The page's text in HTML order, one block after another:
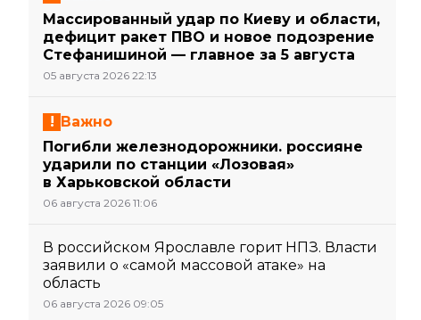
Массированный удар по Киеву и области,
дефицит ракет ПВО и новое подозрение
Стефанишиной — главное за 5 августа
05 августа 2026 22:13
Важно
Погибли железнодорожники. россияне
ударили по станции «Лозовая»
в Харьковской области
06 августа 2026 11:06
В российском Ярославле горит НПЗ. Власти
заявили о «самой массовой атаке» на
область
06 августа 2026 09:05